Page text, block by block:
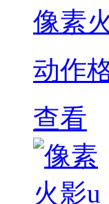
像素
动作
查看